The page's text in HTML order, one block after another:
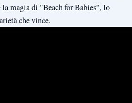
magia di "Beach for Babies", lo
che vince.